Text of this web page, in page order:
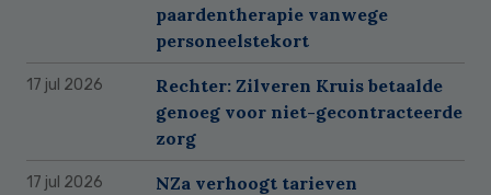
paardentherapie vanwege
personeelstekort
17 jul 2026
Rechter: Zilveren Kruis betaalde
genoeg voor niet-gecontracteerde
zorg
17 jul 2026
NZa verhoogt tarieven